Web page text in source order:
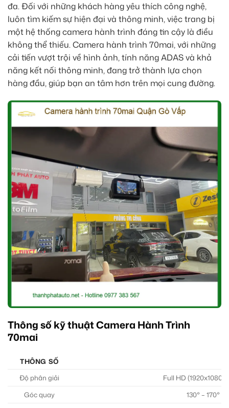
đa. Đối với những khách hàng yêu thích công nghệ,
luôn tìm kiếm sự hiện đại và thông minh, việc trang bị
một hệ thống camera hành trình đáng tin cậy là điều
không thể thiếu. Camera hành trình 70mai, với những
cải tiến vượt trội về hình ảnh, tính năng ADAS và khả
năng kết nối thông minh, đang trở thành lựa chọn
hàng đầu, giúp bạn an tâm hơn trên mọi cung đường.
Thông số kỹ thuật Camera Hành Trình
70mai
THÔNG SỐ
Độ phân giải
Full HD
Góc quay
130° – 170°